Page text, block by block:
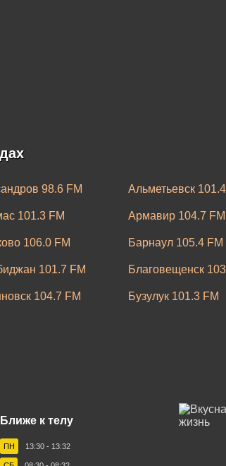
98.6 FM Альметьевск
101.3 FM Армавир 104.7 FM
106.0 FM Барнаул 105.4 FM
101.7 FM Благовещенск
104.7 FM Бузулук 101.3 FM
Екатеринбург
102.1 FM Каменск-
Ближе к телу
ПН 13:30 - 13:32